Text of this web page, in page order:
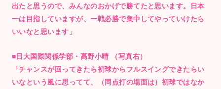
出たと思うので、みんなのおかげで勝てたと思います。日本
一は目指していますが、一戦必勝で集中してやっていけたら
いいなと思います」
■日大国際関係学部・髙野小晴 （写真右）
「チャンスが回ってきたら初球からフルスイングできたらい
いなという風に思ってて、（同点打の場面は）初球ではなか